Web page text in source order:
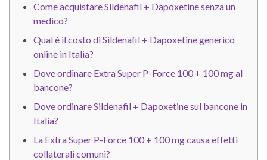
Come acquistare Sildenafil + Dapoxetine senza un
medico?
Qual è il costo di Sildenafil + Dapoxetine generico
online in Italia?
Dove ordinare Extra Super P-Force 100 + 100 mg al
bancone?
Dove ordinare Sildenafil + Dapoxetine sul bancone in
Italia?
La Extra Super P-Force 100 + 100 mg causa effetti
collaterali comuni?